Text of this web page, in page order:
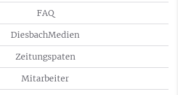
FAQ
DiesbachMedien
Zeitungspaten
Mitarbeiter